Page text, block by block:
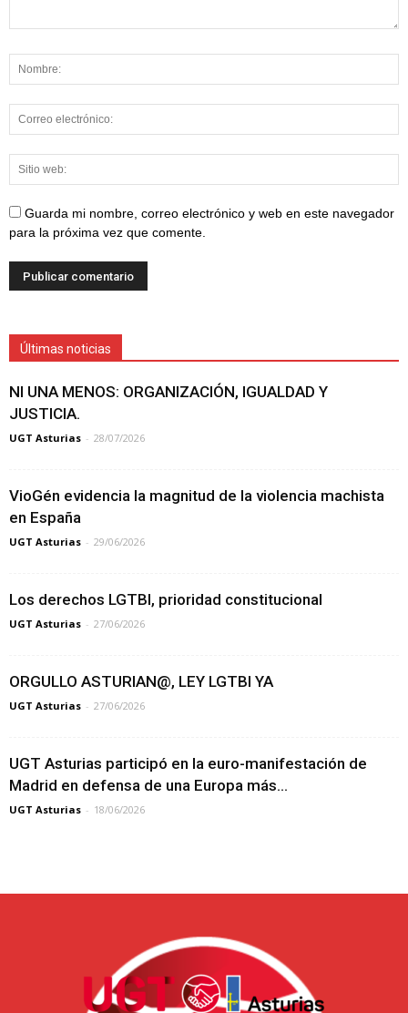
Guarda mi nombre, correo electrónico y web en este navegador
para la próxima vez que comente.
Últimas noticias
NI UNA MENOS: ORGANIZACIÓN, IGUALDAD Y
JUSTICIA.
UGT Asturias - 28/07/2026
VioGén evidencia la magnitud de la violencia machista
en España
UGT Asturias - 29/06/2026
Los derechos LGTBI, prioridad constitucional
UGT Asturias - 27/06/2026
ORGULLO ASTURIAN@, LEY LGTBI YA
UGT Asturias - 27/06/2026
UGT Asturias participó en la euro-manifestación de
Madrid en defensa de una Europa más...
UGT Asturias - 18/06/2026